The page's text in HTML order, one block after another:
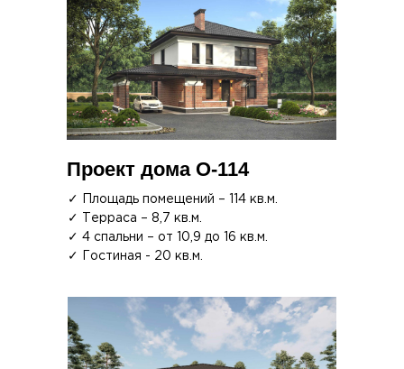
Проект дома О-114
✓ Площадь помещений – 114 кв.м.
✓ Терраса – 8,7 кв.м.
✓ 4 спальни – от 10,9 до 16 кв.м.
✓ Гостиная - 20 кв.м.